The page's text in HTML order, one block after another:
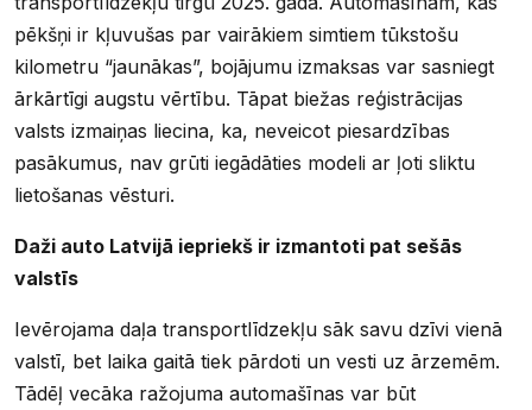
pēkšņi ir kļuvušas par vairākiem simtiem tūkstošu
kilometru “jaunākas”, bojājumu izmaksas var sasniegt
ārkārtīgi augstu vērtību. Tāpat biežas reģistrācijas
valsts izmaiņas liecina, ka, neveicot piesardzības
pasākumus, nav grūti iegādāties modeli ar ļoti sliktu
lietošanas vēsturi.
Daži auto Latvijā iepriekš ir izmantoti pat sešās
valstīs
Ievērojama daļa transportlīdzekļu sāk savu dzīvi vienā
valstī, bet laika gaitā tiek pārdoti un vesti uz ārzemēm.
Tādēļ vecāka ražojuma automašīnas var būt